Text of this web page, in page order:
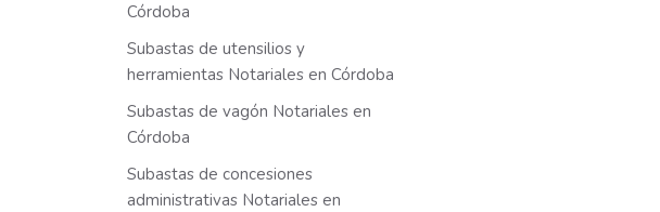
Córdoba
Subastas de utensilios y
herramientas Notariales en Córdoba
Subastas de vagón Notariales en
Córdoba
Subastas de concesiones
administrativas Notariales en